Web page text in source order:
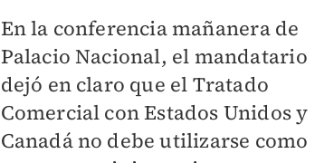
En la conferencia mañanera de
Palacio Nacional, el mandatario
dejó en claro que el Tratado
Comercial con Estados Unidos y
Canadá no debe utilizarse como